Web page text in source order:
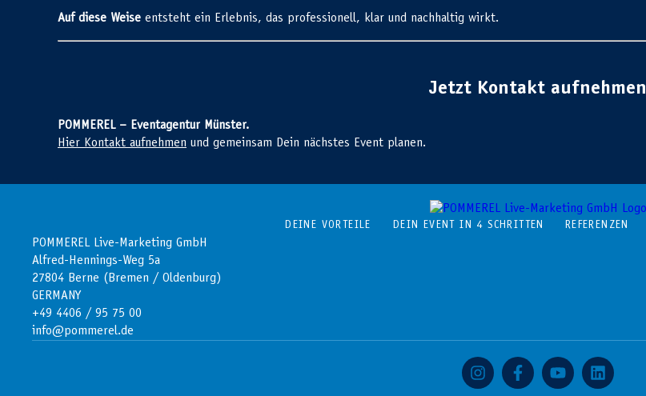
Auf diese Weise entsteht ein Erlebnis, das professionell, klar und nachhaltig wirkt.
Jetzt Kontakt aufnehmen
POMMEREL – Eventagentur Münster.
Hier Kontakt aufnehmen und gemeinsam Dein nächstes Event planen.
DEINE VORTEILE DEIN EVENT IN 4 SCHRITTEN REFERENZEN
POMMEREL Live-Marketing GmbH
Alfred-Hennings-Weg 5a
27804 Berne (Bremen / Oldenburg)
GERMANY
+49 4406 / 95 75 00
info@pommerel.de